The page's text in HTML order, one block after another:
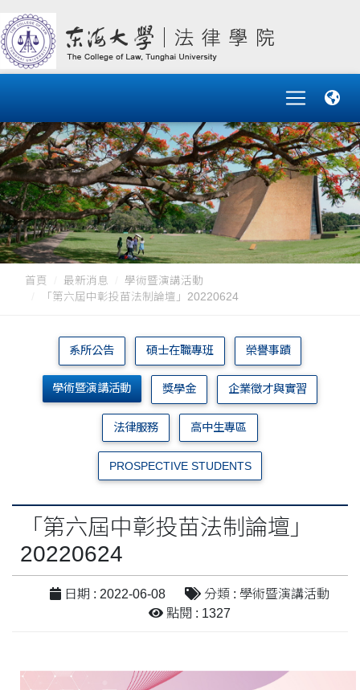
首頁 最新消息
學術暨演講活動
「第六屆中彰投苗法制論壇」20220624
系所公告 碩士在職專班 榮譽事蹟
學術暨演講活動 獎學金 企業徵才與實習
法律服務 高中生專區
PROSPECTIVE STUDENTS
「第六屆中彰投苗法制論壇」
20220624
日期 : 2022-06-08
分類 : 學術暨演講活動
點閱 : 1327